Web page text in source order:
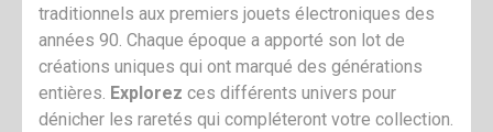
traditionnels aux premiers jouets électroniques des
années 90. Chaque époque a apporté son lot de
créations uniques qui ont marqué des générations
entières. Explorez ces différents univers pour
dénicher les raretés qui compléteront votre collection.